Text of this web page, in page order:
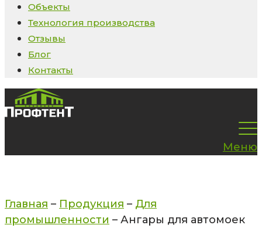
Объекты
Технология производства
Отзывы
Блог
Контакты
Меню
Главная – Продукция – Для
промышленности – Ангары для автомоек